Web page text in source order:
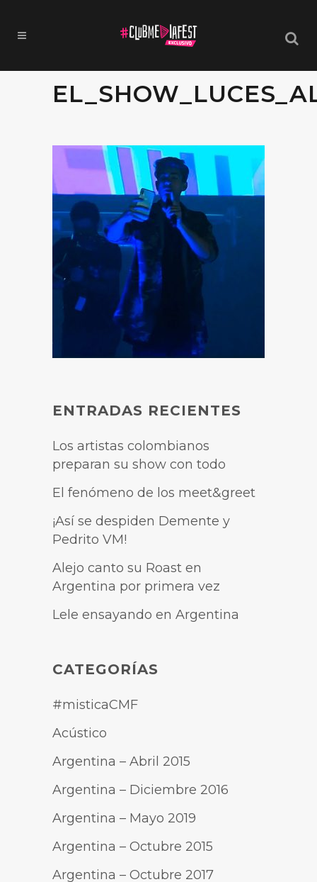
ENTRADAS RECIENTES
Los artistas colombianos
preparan su show con todo
El fenómeno de los meet&greet
¡Así se despiden Demente y
Pedrito VM!
Alejo canto su Roast en
Argentina por primera vez
Lele ensayando en Argentina
CATEGORÍAS
#misticaCMF
Acústico
Argentina – Abril 2015
Argentina – Diciembre 2016
Argentina – Mayo 2019
Argentina – Octubre 2015
Argentina – Octubre 2017